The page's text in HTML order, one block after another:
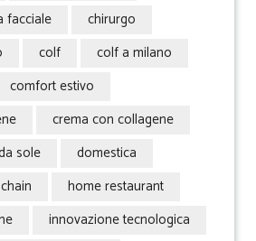
facciale
chirurgo
colf
colf a milano
comfort estivo
crema con collagene
sole
domestica
home restaurant
innovazione tecnologica